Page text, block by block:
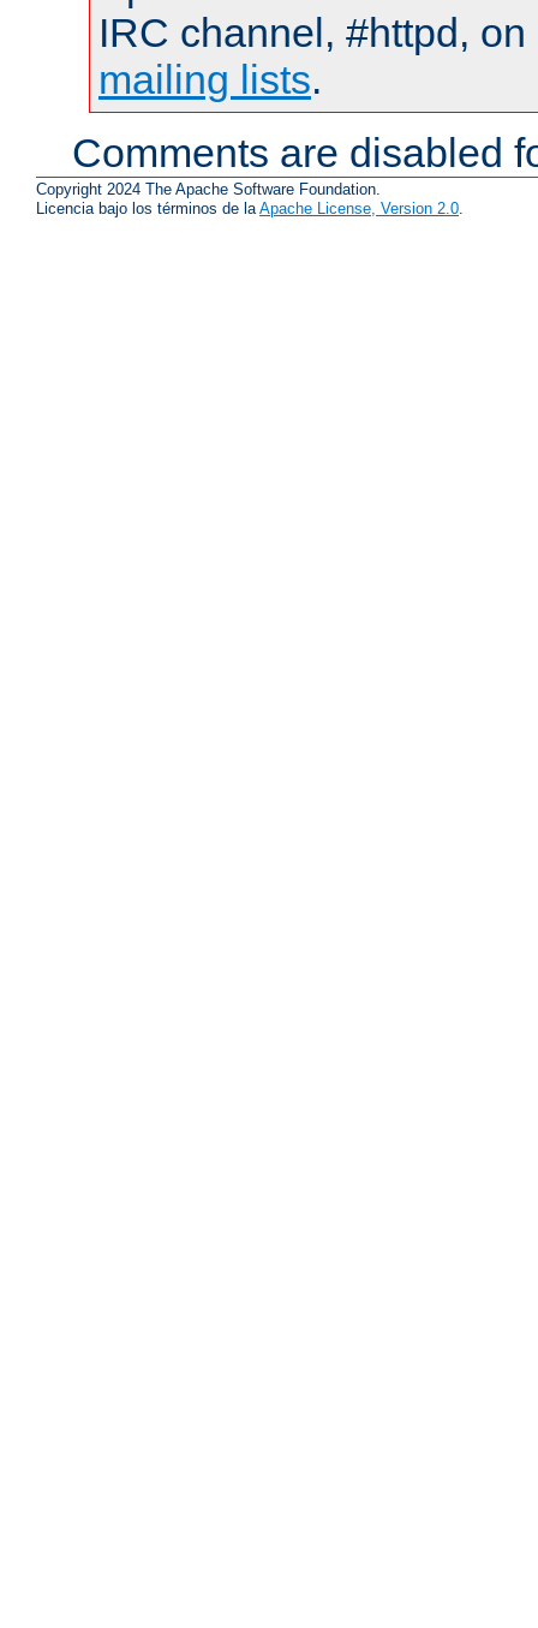
IRC channel, #httpd,
mailing lists.
Comments are disabled
Copyright 2024 The Apache Software Foundation.
Licencia bajo los términos de laApache License, Version 2.0.